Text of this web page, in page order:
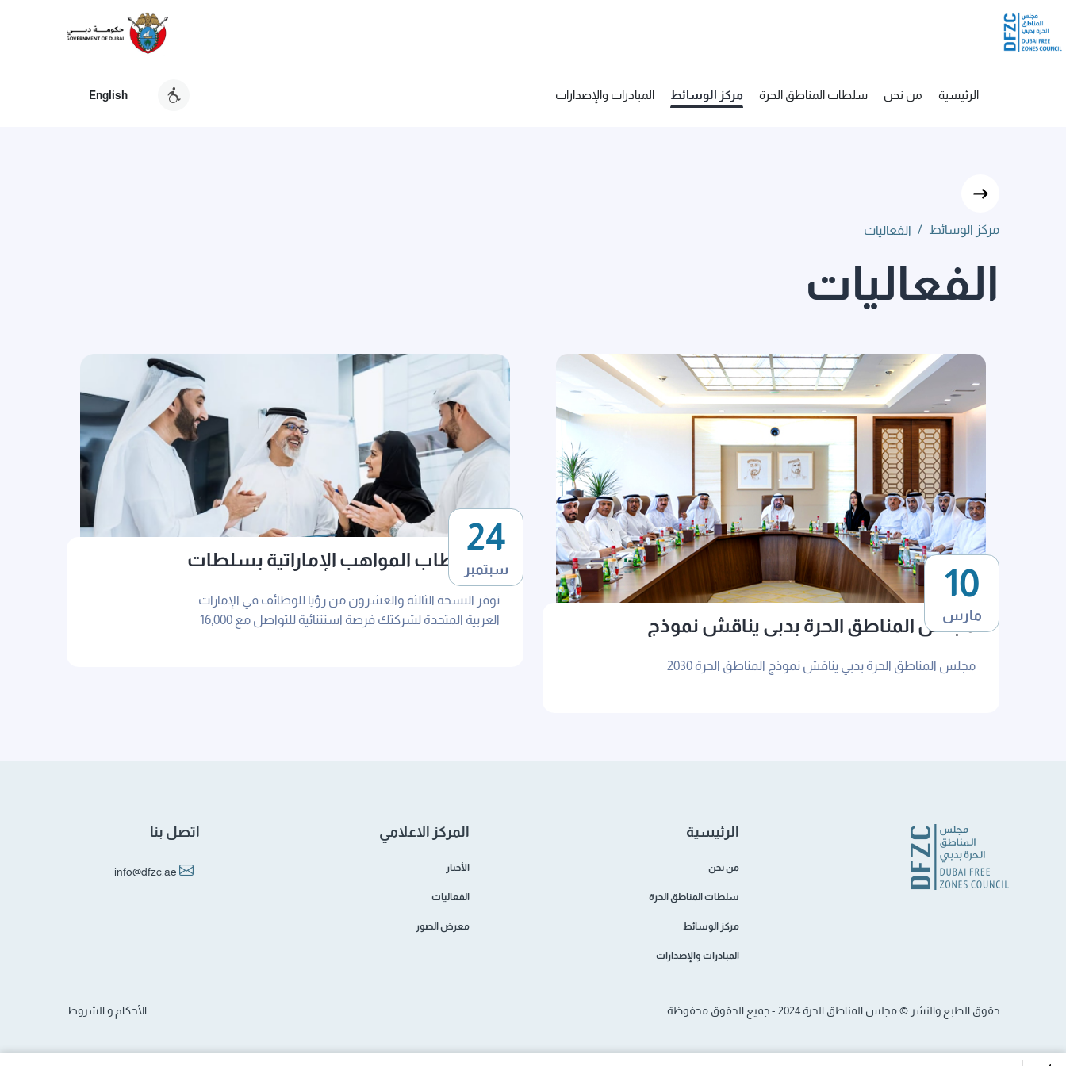
تخطي إلى المحتوى الرئيسي
الفعاليات
الرئيسية من نحن سلطات المناطق الحرة مركز الوسائط المبادرات والإصدارات English
مركز الوسائط / الفعاليات
الفعاليات
مجلس المناطق الحرة بدبي يناقش نموذج
مجلس المناطق الحرة بدبي يناقش نموذج المناطق الحرة 2030
10
مارس
استقطاب المواهب الإماراتية بسلطات
المناطق الحرة وشركاتها
توفر النسخة الثالثة والعشرون من رؤيا للوظائف في الإمارات
العربية المتحدة لشركتك فرصة استثنائية للتواصل مع 16,000
24
سبتمبر
الرئيسية
من نحن
سلطات المناطق الحرة
مركز الوسائط
المبادرات والإصدارات
المركز الاعلامي
الأخبار
الفعاليات
معرض الصور
اتصل بنا
حقوق الطبع والنشر © مجلس المناطق الحرة 2024 - جميع الحقوق محفوظة الأحكام و الشروط